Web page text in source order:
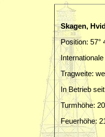
Skagen,
Position: 57°
Tragweite:
In Betrieb
Turmhöhe:
Feuerhöhe: